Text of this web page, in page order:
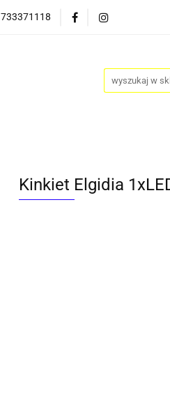
733371118
LAMPY AKCESORIA
Kinkiet Elgidia